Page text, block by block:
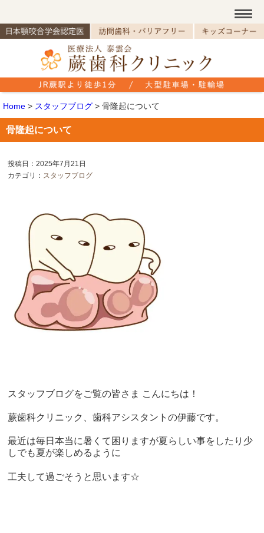
Home > スタッフブログ > 骨隆起について
骨隆起について
投稿日：2025年7月21日
カテゴリ： スタッフブログ
スタッフブログをご覧の皆さま こんにちは！
蕨歯科クリニック、歯科アシスタントの伊藤です。
最近は毎日本当に暑くて困りますが夏らしい事をしたり少
しでも夏が楽しめるように
工夫して過ごそうと思います☆